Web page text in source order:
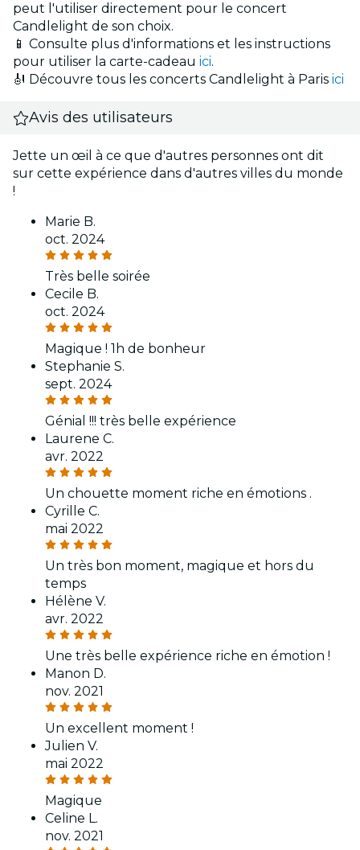
peut l'utiliser directement pour le concert
Candlelight de son choix.
📱 Consulte plus d'informations et les instructions
pour utiliser la carte-cadeau ici.
🎻 Découvre tous les concerts Candlelight à Paris ici
Avis des utilisateurs
Jette un œil à ce que d'autres personnes ont dit
sur cette expérience dans d'autres villes du monde
!
Marie B.
oct. 2024
Très belle soirée
Cecile B.
oct. 2024
Magique ! 1h de bonheur
Stephanie S.
sept. 2024
Génial !!! très belle expérience
Laurene C.
avr. 2022
Un chouette moment riche en émotions .
Cyrille C.
mai 2022
Un très bon moment, magique et hors du
temps
Hélène V.
avr. 2022
Une très belle expérience riche en émotion !
Manon D.
nov. 2021
Un excellent moment !
Julien V.
mai 2022
Magique
Celine L.
nov. 2021